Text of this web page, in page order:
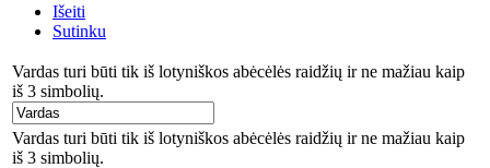
Išeiti
Sutinku
Vardas turi būti tik iš lotyniškos abėcėlės raidžių ir ne mažiau kaip
iš 3 simbolių.
Vardas turi būti tik iš lotyniškos abėcėlės raidžių ir ne mažiau kaip
iš 3 simbolių.